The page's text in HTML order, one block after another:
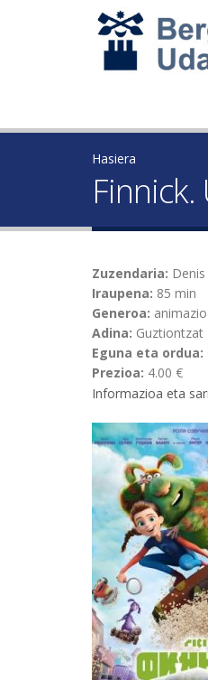
Hasiera
Zuzendaria:
Iraupena: 85 min
Generoa:
Adina: Guztiontzat
Eguna eta ordua:
Prezioa: 4.00 €
Informazioa eta